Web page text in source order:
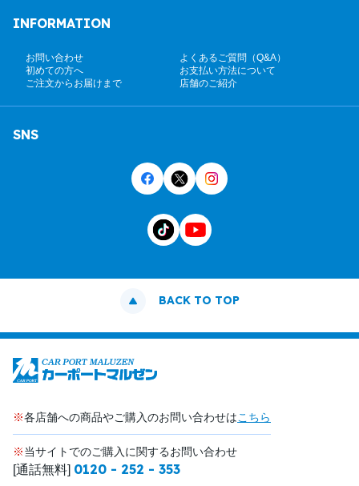
INFORMATION
お問い合わせ
よくあるご質問（Q&A）
初めての方へ
お支払い方法について
ご注文からお届けまで
店舗のご紹介
SNS
BACK TO TOP
※各店舗への商品やご購入のお問い合わせはこちら
※当サイトでのご購入に関するお問い合わせ
[通話無料] 0120 - 252 - 353